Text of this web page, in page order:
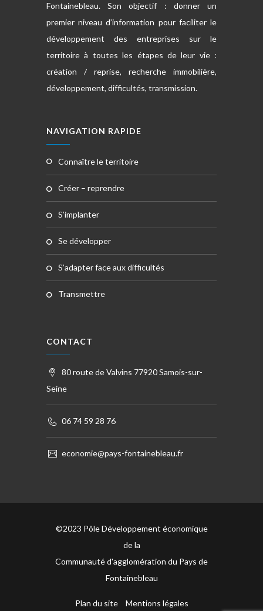
Fontainebleau. Son objectif : donner un
premier niveau d’information pour faciliter le
développement des entreprises sur le
territoire à toutes les étapes de leur vie :
création / reprise, recherche immobilière,
développement, difficultés, transmission.
NAVIGATION RAPIDE
connaître le territoire
créer – reprendre
s’implanter
se développer
s’adapter face aux difficultés
transmettre
CONTACT
80 route de Valvins 77920 Samois-sur-
Seine
06 74 59 28 76
economie@pays-fontainebleau.fr
©2023 Pôle Développement économique
de la
Communauté d'agglomération du Pays de
Fontainebleau
Plan du site Mentions légales